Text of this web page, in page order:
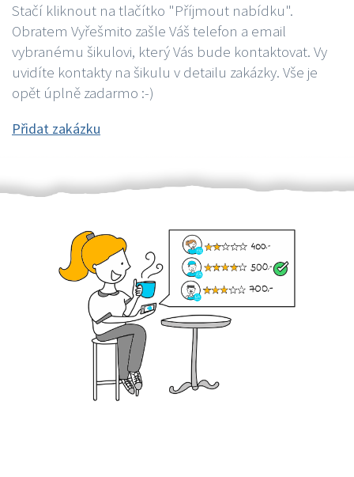
Stačí kliknout na tlačítko "Příjmout nabídku".
Obratem Vyřešmito zašle Váš telefon a email
vybranému šikulovi, který Vás bude kontaktovat. Vy
uvidíte kontakty na šikulu v detailu zakázky. Vše je
opět úplně zadarmo :-)
Přidat zakázku